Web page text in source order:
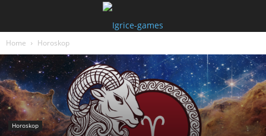
Home Horoskop
Horoskop